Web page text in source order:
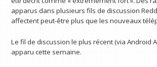
apparus dans plusieurs fils de discussion
affectent peut-être plus que les nouveaux
Le fil de discussion le plus récent (via Android
apparu cette semaine.